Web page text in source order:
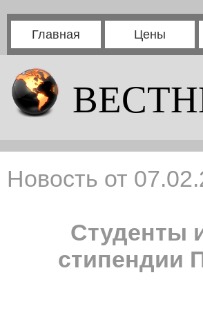
Главная Цены
Новость от
Студенты
стипендии